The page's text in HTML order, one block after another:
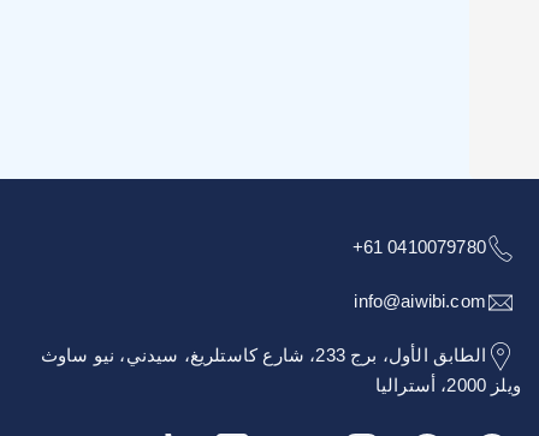
+61
الطابق الأول، برج 233، شارع كاستلريغ، سيدني، نيو ساوث